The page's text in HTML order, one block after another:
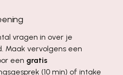
vragen in over je
Maak vervolgens een
een gratis
(10 min) of intake